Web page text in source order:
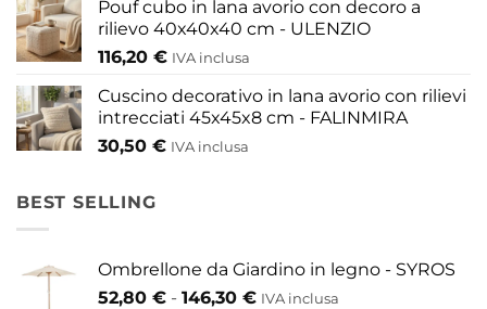
Pouf cubo in lana avorio con decoro a
rilievo 40x40x40 cm - ULENZIO
116,20 € IVA inclusa
Cuscino decorativo in lana avorio con rilievi
intrecciati 45x45x8 cm - FALINMIRA
30,50 € IVA inclusa
BEST SELLING
Ombrellone da Giardino in legno - SYROS
52,80 € - 146,30 €Fascia
IVA inclusa